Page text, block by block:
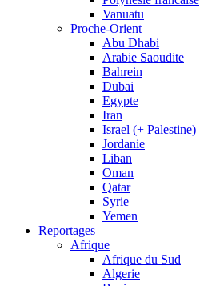
Vanuatu
Proche-Orient
Abu Dhabi
Arabie Saoudite
Bahrein
Dubai
Egypte
Iran
Israel (+ Palestine)
Jordanie
Liban
Oman
Qatar
Syrie
Yemen
Reportages
Afrique
Afrique du Sud
Algerie